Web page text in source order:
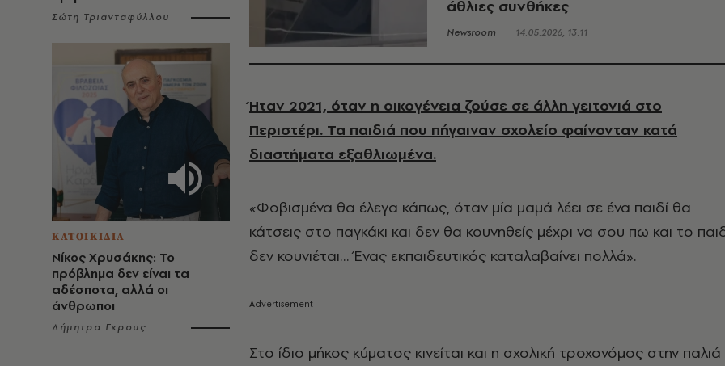
Σώτη Τριανταφύλλου
ΚΑΤΟΙΚΙΔΙΑ
Νίκος Χρυσάκης: Το
πρόβλημα δεν είναι τα
αδέσποτα, αλλά οι
άνθρωποι
Δήμητρα Γκρους
άθλιες συνθήκες
Newsroom 14.05.2026, 13:11
Ήταν 2021, όταν η οικογένεια ζούσε σε άλλη γειτονιά στο
Περιστέρι. Τα παιδιά που πήγαιναν σχολείο φαίνονταν κατά
διαστήματα εξαθλιωμένα.
«Φοβισμένα θα έλεγα κάπως, όταν μία μαμά λέει σε ένα παιδί θα
κάτσεις στο παγκάκι και δεν θα κουνηθείς μέχρι να σου πω και το
δεν κουνιέται… Ένας εκπαιδευτικός καταλαβαίνει πολλά».
Στο ίδιο μήκος κύματος κινείται και η σχολική τροχονόμος στην παλιά